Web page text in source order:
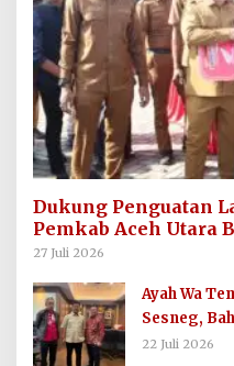
Dukung Penguatan
Pemkab Aceh Utara
untuk Imum Gampong
27 Juli 2026
Ayah Wa
Sesneg,
Dana
22 Juli 2026